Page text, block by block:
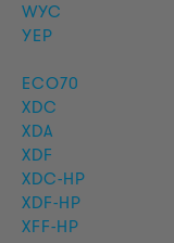
WYC
YEP
ECO70
XDC
XDA
XDF
XDC-HP
XDF-HP
XFF-HP